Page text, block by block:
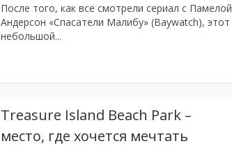
После того, как все смотрели сериал с Памелой
Андерсон «Спасатели Малибу» (Baywatch), этот
небольшой...
Treasure Island Beach Park –
место, где хочется мечтать